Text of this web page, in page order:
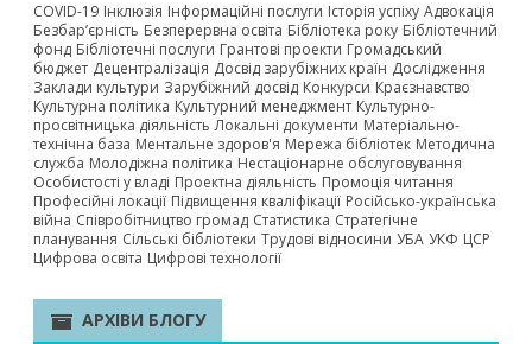
COVID-19 Інклюзія Інформаційні послуги Історія успіху Адвокація
Безбар’єрність Безперервна освіта Бібліотека року Бібліотечний
фонд Бібліотечні послуги Грантові проекти Громадський
бюджет Децентралізація Досвід зарубіжних країн Дослідження
Заклади культури Зарубіжний досвід Конкурси Краєзнавство
Культурна політика Культурний менеджмент Культурно-
просвітницька діяльність Локальні документи Матеріально-
технічна база Ментальне здоров'я Мережа бібліотек Методична
служба Молодіжна політика Нестаціонарне обслуговування
Особистості у владі Проектна діяльність Промоція читання
Професійні локації Підвищення кваліфікації Російсько-українська
війна Співробітництво громад Статистика Стратегічне
планування Сільські бібліотеки Трудові відносини УБА УКФ ЦСР
Цифрова освіта Цифрові технології
АРХІВИ БЛОГУ